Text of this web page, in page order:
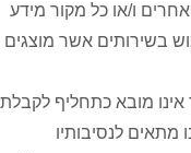
ו/או כל מקור מידע
בשירותים אשר מוצגים
מובא כתחליף לקבלת
מתאים לנסיבותיו